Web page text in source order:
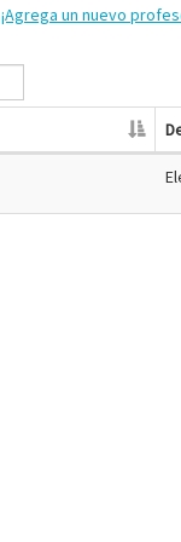
¡Agrega un nuevo